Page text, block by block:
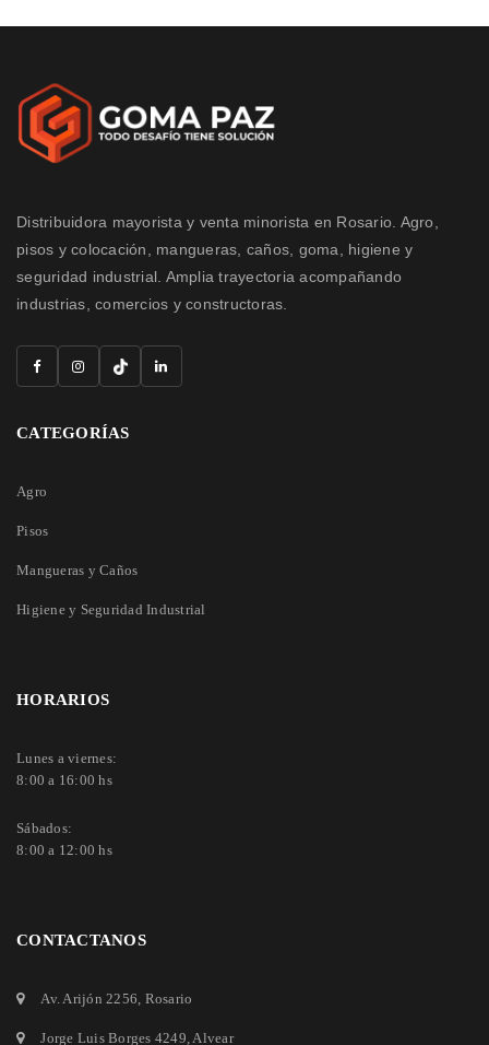
Distribuidora mayorista y venta minorista en Rosario. Agro,
pisos y colocación, mangueras, caños, goma, higiene y
seguridad industrial. Amplia trayectoria acompañando
industrias, comercios y constructoras.
CATEGORÍAS
Agro
Pisos
Mangueras y Caños
Higiene y Seguridad Industrial
HORARIOS
Lunes a viernes:
8:00 a 16:00 hs
Sábados:
8:00 a 12:00 hs
CONTACTANOS
Av. Arijón 2256, Rosario
Jorge Luis Borges 4249, Alvear